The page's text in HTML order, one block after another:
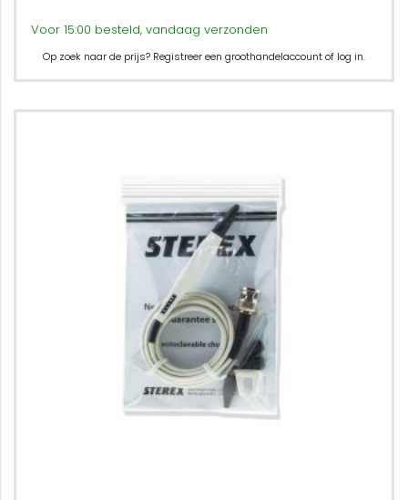
Voor 15:00 besteld, vandaag verzonden
Op zoek naar de prijs? Registreer een groothandelaccount of log in.